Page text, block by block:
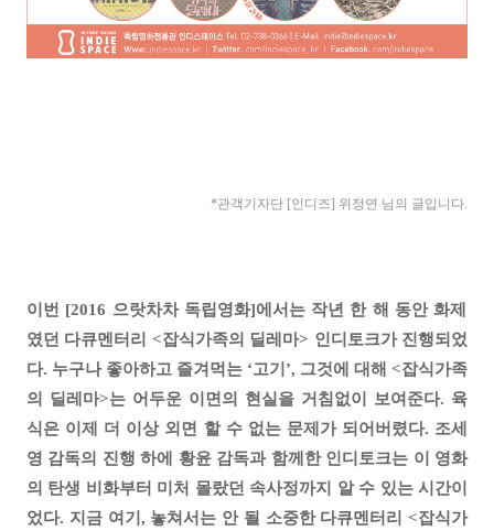
*관객기자단 [인디즈] 위정연 님의 글입니다.
이번 [2016 으랏차차 독립영화]에서는 작년 한 해 동안 화제
였던 다큐멘터리 <잡식가족의 딜레마> 인디토크가 진행되었
다. 누구나 좋아하고 즐겨먹는 ‘고기’, 그것에 대해 <잡식가족
의 딜레마>는 어두운 이면의 현실을 거침없이 보여준다. 육
식은 이제 더 이상 외면 할 수 없는 문제가 되어버렸다. 조세
영 감독의 진행 하에 황윤 감독과 함께한 인디토크는 이 영화
의 탄생 비화부터 미처 몰랐던 속사정까지 알 수 있는 시간이
었다. 지금 여기, 놓쳐서는 안 될 소중한 다큐멘터리 <잡식가